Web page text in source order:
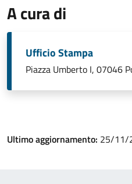
A cura di
Ufficio Stampa
Piazza Umberto I, 07046
Ultimo aggiornamento: 25/11/